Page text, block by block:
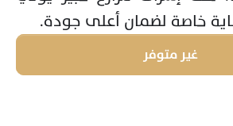
خاصة لضمان أعلى جودة.
غير متوفر